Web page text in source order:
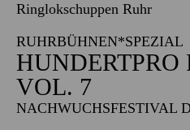
Ringlokschuppen Ruhr
RUHRBÜHNEN*SPEZIAL
HUNDERTPRO
VOL. 7
NACHWUCHSFESTIVAL